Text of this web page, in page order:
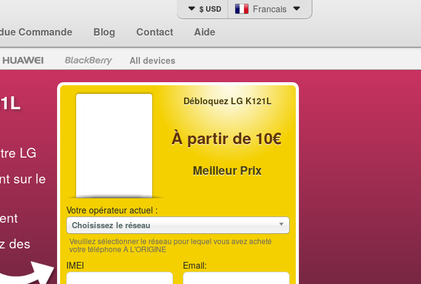
Commande Blog Contact Aide
$ USD Francais
All devices
Débloquez LG K121L
À partir de 10€
Meilleur Prix
Votre opérateur actuel :
Choisissez le réseau
Veuillez sélectionner le réseau pour lequel vous avez acheté
votre téléphone À L'ORIGINE
IMEI Email:
LG
sur le
des